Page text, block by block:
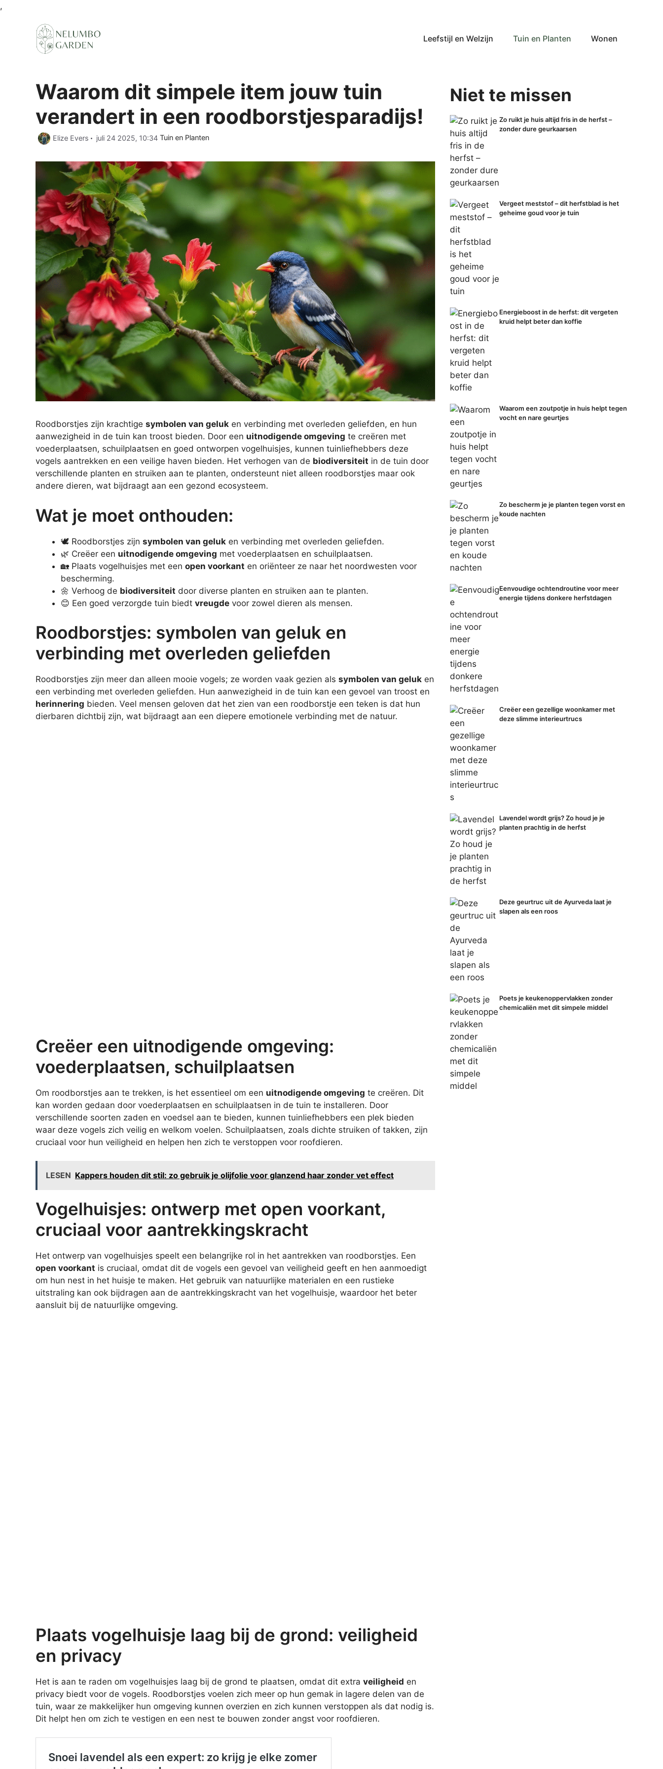
,
Leefstijl en Welzijn Tuin en Planten Wonen
Waarom dit simpele item jouw tuin
verandert in een roodborstjesparadijs!
Elize Evers juli 24 2025, 10:34 Categorieën
Tuin en Planten
Roodborstjes zijn krachtige symbolen van geluk en verbinding met overleden geliefden, en hun
aanwezigheid in de tuin kan troost bieden. Door een uitnodigende omgeving te creëren met
voederplaatsen, schuilplaatsen en goed ontworpen vogelhuisjes, kunnen tuinliefhebbers deze
vogels aantrekken en een veilige haven bieden. Het verhogen van de biodiversiteit in de tuin door
verschillende planten en struiken aan te planten, ondersteunt niet alleen roodborstjes maar ook
andere dieren, wat bijdraagt aan een gezond ecosysteem.
Wat je moet onthouden:
🕊️ Roodborstjes zijn symbolen van geluk en verbinding met overleden geliefden.
🌿 Creëer een uitnodigende omgeving met voederplaatsen en schuilplaatsen.
🏡 Plaats vogelhuisjes met een open voorkant en oriënteer ze naar het noordwesten voor
bescherming.
🌼 Verhoog de biodiversiteit door diverse planten en struiken aan te planten.
😊 Een goed verzorgde tuin biedt vreugde voor zowel dieren als mensen.
Roodborstjes: symbolen van geluk en
verbinding met overleden geliefden
Roodborstjes zijn meer dan alleen mooie vogels; ze worden vaak gezien als symbolen van geluk en
een verbinding met overleden geliefden. Hun aanwezigheid in de tuin kan een gevoel van troost en
herinnering bieden. Veel mensen geloven dat het zien van een roodborstje een teken is dat hun
dierbaren dichtbij zijn, wat bijdraagt aan een diepere emotionele verbinding met de natuur.
Creëer een uitnodigende omgeving:
voederplaatsen, schuilplaatsen
Om roodborstjes aan te trekken, is het essentieel om een uitnodigende omgeving te creëren. Dit
kan worden gedaan door voederplaatsen en schuilplaatsen in de tuin te installeren. Door
verschillende soorten zaden en voedsel aan te bieden, kunnen tuinliefhebbers een plek bieden
waar deze vogels zich veilig en welkom voelen. Schuilplaatsen, zoals dichte struiken of takken, zijn
cruciaal voor hun veiligheid en helpen hen zich te verstoppen voor roofdieren.
LESEN Kappers houden dit stil: zo gebruik je olijfolie voor glanzend haar zonder vet effect
Vogelhuisjes: ontwerp met open voorkant,
cruciaal voor aantrekkingskracht
Het ontwerp van vogelhuisjes speelt een belangrijke rol in het aantrekken van roodborstjes. Een
open voorkant is cruciaal, omdat dit de vogels een gevoel van veiligheid geeft en hen aanmoedigt
om hun nest in het huisje te maken. Het gebruik van natuurlijke materialen en een rustieke
uitstraling kan ook bijdragen aan de aantrekkingskracht van het vogelhuisje, waardoor het beter
aansluit bij de natuurlijke omgeving.
Plaats vogelhuisje laag bij de grond: veiligheid
en privacy
Het is aan te raden om vogelhuisjes laag bij de grond te plaatsen, omdat dit extra veiligheid en
privacy biedt voor de vogels. Roodborstjes voelen zich meer op hun gemak in lagere delen van de
tuin, waar ze makkelijker hun omgeving kunnen overzien en zich kunnen verstoppen als dat nodig is.
Dit helpt hen om zich te vestigen en een nest te bouwen zonder angst voor roofdieren.
Niet te missen
Zo ruikt je huis altijd fris in de herfst –
zonder dure geurkaarsen
Vergeet meststof – dit herfstblad is het
geheime goud voor je tuin
Energieboost in de herfst: dit vergeten
kruid helpt beter dan koffie
Waarom een zoutpotje in huis helpt tegen
vocht en nare geurtjes
Zo bescherm je je planten tegen vorst en
koude nachten
Eenvoudige ochtendroutine voor meer
energie tijdens donkere herfstdagen
Creëer een gezellige woonkamer met
deze slimme interieurtrucs
Lavendel wordt grijs? Zo houd je je
planten prachtig in de herfst
Deze geurtruc uit de Ayurveda laat je
slapen als een roos
Poets je keukenoppervlakken zonder
chemicaliën met dit simpele middel